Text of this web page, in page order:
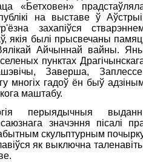
«Бетховен»
на выставе ў
захапіўся
якія былі прысвечаны
Айчыннай вайны.
пунктах
Заверша,
многіх гадоў ён быў
маштабу.
перыядычныя
значэння пісалі
скульптурным
як выключна